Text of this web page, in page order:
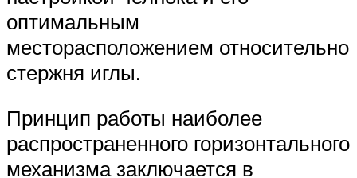
оптимальным
месторасположением относительно
стержня иглы.
Принцип работы наиболее
распространенного горизонтального
механизма заключается в